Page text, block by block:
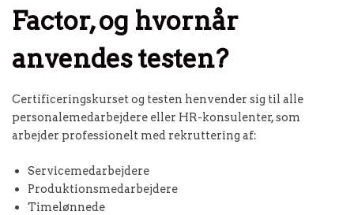
Factor, og hvornår
anvendes testen?
Certificeringskurset og testen henvender sig til alle
personalemedarbejdere eller HR-konsulenter, som
arbejder professionelt med rekruttering af:
Servicemedarbejdere
Produktionsmedarbejdere
Timelønnede